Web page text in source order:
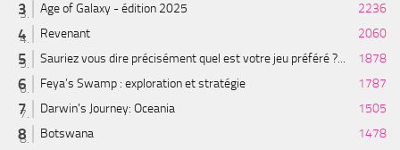
Age of Galaxy - édition 2025
2236
Revenant
2060
Sauriez vous dire précisément quel est votre jeu préféré ?...
1878
Feya’s Swamp : exploration et stratégie
1787
Darwin's Journey: Oceania
1505
Botswana
1478